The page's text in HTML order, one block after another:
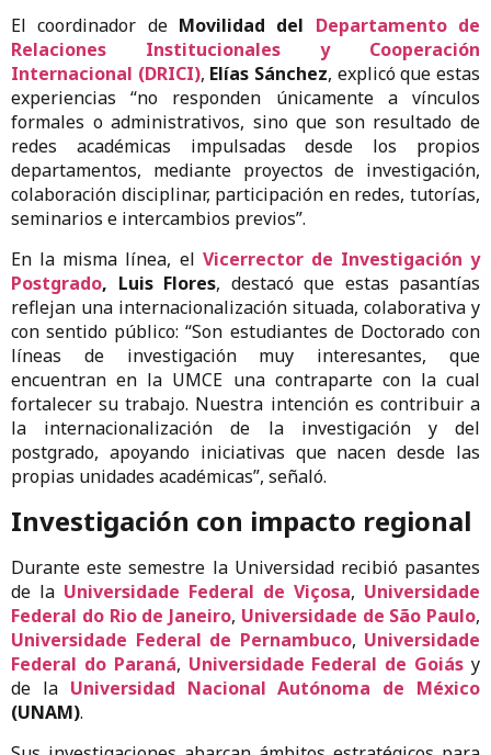
El coordinador de Movilidad del Departamento de
Relaciones Institucionales y Cooperación
Internacional (DRICI), Elías Sánchez, explicó que estas
experiencias “no responden únicamente a vínculos
formales o administrativos, sino que son resultado de
redes académicas impulsadas desde los propios
departamentos, mediante proyectos de investigación,
colaboración disciplinar, participación en redes, tutorías,
seminarios e intercambios previos”.
En la misma línea, el Vicerrector de Investigación y
Postgrado, Luis Flores, destacó que estas pasantías
reflejan una internacionalización situada, colaborativa y
con sentido público: “Son estudiantes de Doctorado con
líneas de investigación muy interesantes, que
encuentran en la UMCE una contraparte con la cual
fortalecer su trabajo. Nuestra intención es contribuir a
la internacionalización de la investigación y del
postgrado, apoyando iniciativas que nacen desde las
propias unidades académicas”, señaló.
Investigación con impacto regional
Durante este semestre la Universidad recibió pasantes
de la Universidade Federal de Viçosa, Universidade
Federal do Rio de Janeiro, Universidade de São Paulo,
Universidade Federal de Pernambuco, Universidade
Federal do Paraná, Universidade Federal de Goiás y
de laUniversidad Nacional Autónoma de México
(UNAM).